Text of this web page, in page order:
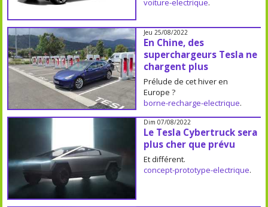
voiture-electrique.
Jeu 25/08/2022
En Chine, des
superchargeurs Tesla ne
chargent plus
Prélude de cet hiver en
Europe ?
borne-recharge-electrique.
Dim 07/08/2022
Le Tesla Cybertruck sera
plus cher que prévu
Et différent.
concept-prototype-electrique.